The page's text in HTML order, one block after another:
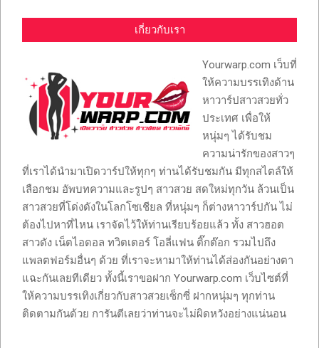
เกี่ยวกับเรา
Yourwarp.com เว็บที่
ให้ความบรรเทิงด้าน
หาวาร์ปสาวสวยทั่ว
ประเทศ เพื่อให้
หนุ่มๆ ได้รับชม
ความน่ารักของสาวๆ
ที่เราได้นำมาเปิดวาร์ปให้ทุกๆ ท่านได้รับชมกัน มีทุกสไตล์ให้
เลือกชม อัพบทความและรูปๆ สาวสวย สดใหม่ทุกวัน ล้วนเป็น
สาวสวยที่โด่งดังในโลกโซเชียล ที่หนุ่มๆ ก็ต่างหาวาร์ปกัน ไม่
ต้องไปหาที่ไหน เราจัดไว้ให้ท่านเรียบร้อยแล้ว ทั้ง สาวฮอต
สาวดัง เน็ตไอดอล ทวิตเตอร์ โอลี่แฟน ติ๊กต๊อก รวมไปถึง
แพลตฟอร์มอื่นๆ ด้วย ที่เราจะหามาให้ท่านได้ส่องกันอย่างตา
แฉะกันเลยทีเดียว ทั้งนี้เราขอฝาก Yourwarp.com เว็บไซต์ที่
ให้ความบรรเทิงเกี่ยวกับสาวสวยเซ็กซี่ ฝากหนุ่มๆ ทุกท่าน
ติดตามกันด้วย การันตีเลยว่าท่านจะไม่ผิดหวังอย่างแน่นอน